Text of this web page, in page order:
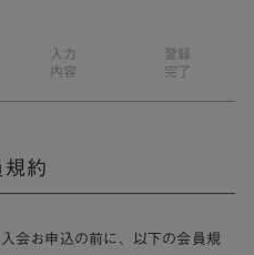
入力
内容
登録
完了
規約
会お申込の前に、以下の会員規